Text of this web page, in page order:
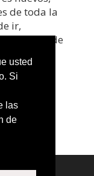
usted
Si
las
de
de toda la
ir,
Donde